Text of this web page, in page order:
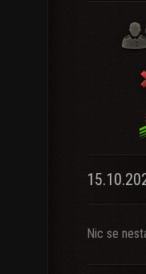
Nic se